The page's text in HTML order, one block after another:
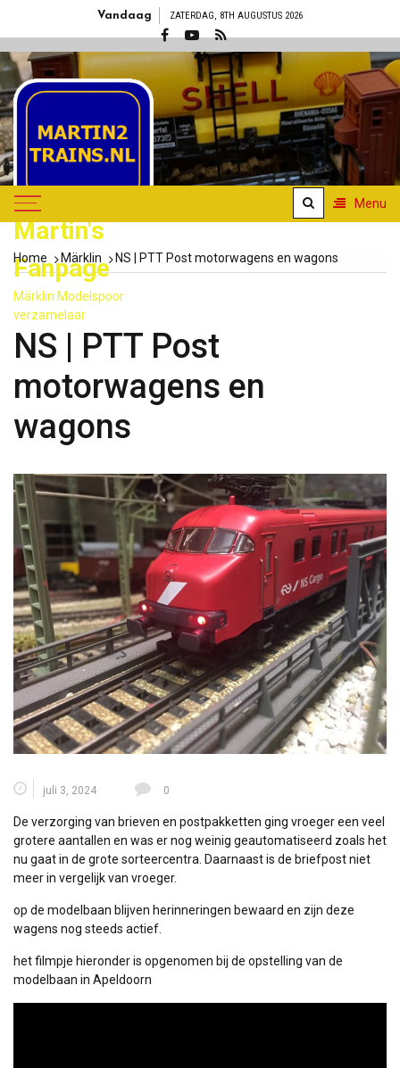
Vandaag ZATERDAG, 8TH AUGUSTUS 2026
Martin's
Fanpage
Märklin Modelspoor
verzamelaar
Menu
Home Märklin NS | PTT Post motorwagens en wagons
NS | PTT Post
motorwagens en
wagons
juli 3, 2024 0
De verzorging van brieven en postpakketten ging vroeger een veel
grotere aantallen en was er nog weinig geautomatiseerd zoals het
nu gaat in de grote sorteercentra. Daarnaast is de briefpost niet
meer in vergelijk van vroeger.
op de modelbaan blijven herinneringen bewaard en zijn deze
wagens nog steeds actief.
het filmpje hieronder is opgenomen bij de opstelling van de
modelbaan in Apeldoorn